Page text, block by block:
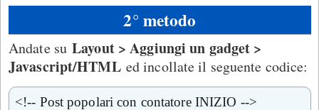
2° metodo
Andate suLayout > Aggiungi un gadget >
Javascript/HTMLed incollate il seguente codice:
<!-- Post popolari con contatore INIZIO -->